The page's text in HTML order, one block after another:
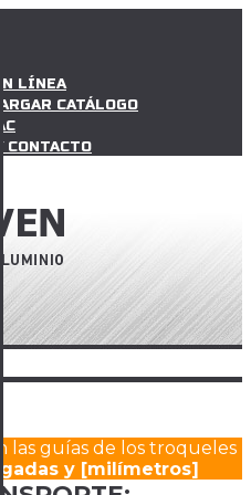
LÍNEA
CATÁLOGO
CONTACTO
las guías de los troqueles
y [milímetros]